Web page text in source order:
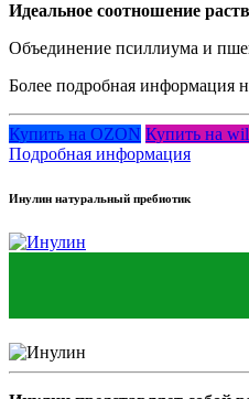
Идеальное соотношение
Объединение псиллиума и
Более подробная информация
Купить на OZON Купить на
Подробная информация
Инулин натуральный пребиотик